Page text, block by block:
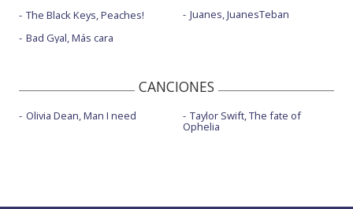
The Black Keys, Peaches!
Bad Gyal, Más cara
Juanes, JuanesTeban
CANCIONES
Olivia Dean, Man I need Taylor Swift, The fate of
Ophelia